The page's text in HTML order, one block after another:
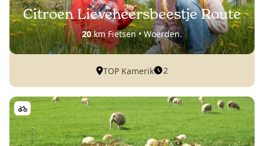
Citroen Lieveheersbeestje Route
20km Fietsen • Woerden.
TOP Kamerik 2